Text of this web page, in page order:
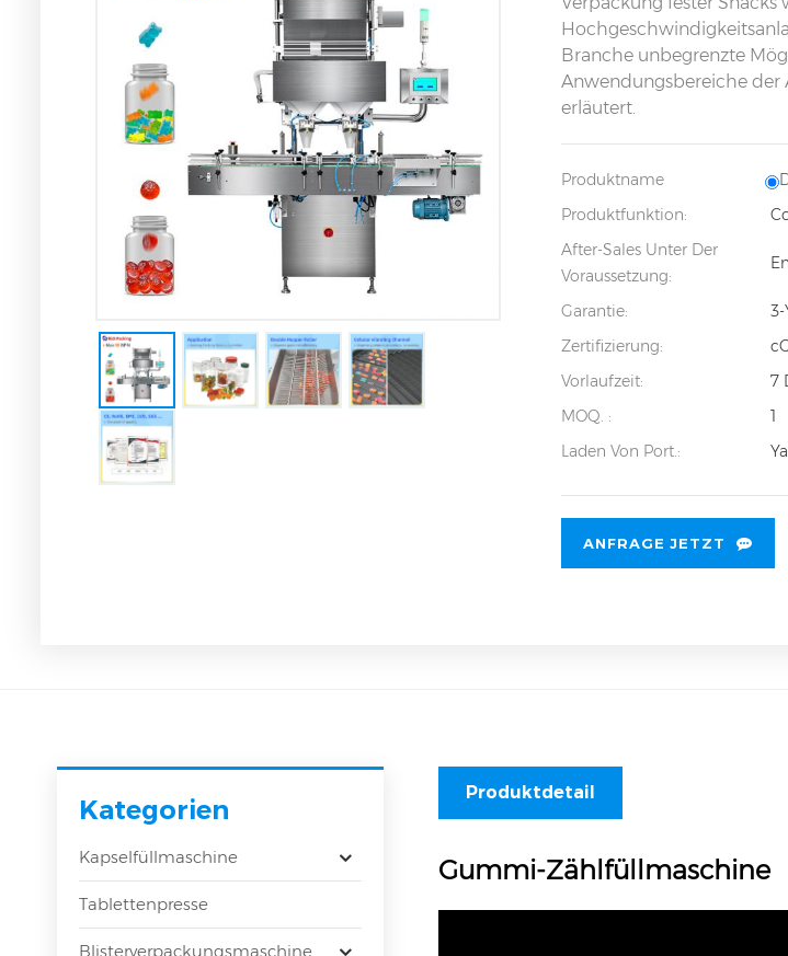
Branche unbegrenzte
Anwendungsbereiche
erläutert.
Produktname
Produktfunktion:
After-Sales Unter Der
Voraussetzung:
Garantie:
3-
Zertifizierung:
Vorlaufzeit:
7
MOQ. :
1
Laden Von Port.:
ANFRAGE JETZT
Kategorien
Kapselfüllmaschine
Tablettenpresse
Blisterverpackungsmaschine
Produktdetail
Gummi-Zählfüllmaschine